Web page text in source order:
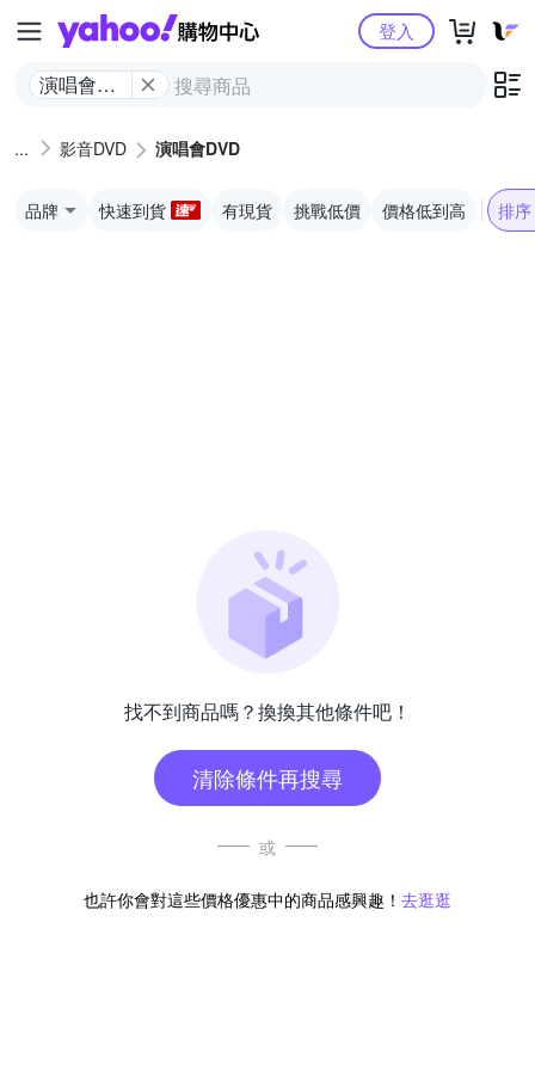
Yahoo購物中心
演唱會
登入
影音DVD 演唱會DVD
品牌 快速到貨 有現貨 挑戰低價 價格低到高 排序
找不到商品嗎？換換其他條件吧！
清除條件再搜尋
或
也許你會對這些價格優惠中的商品感興趣！ 去逛逛